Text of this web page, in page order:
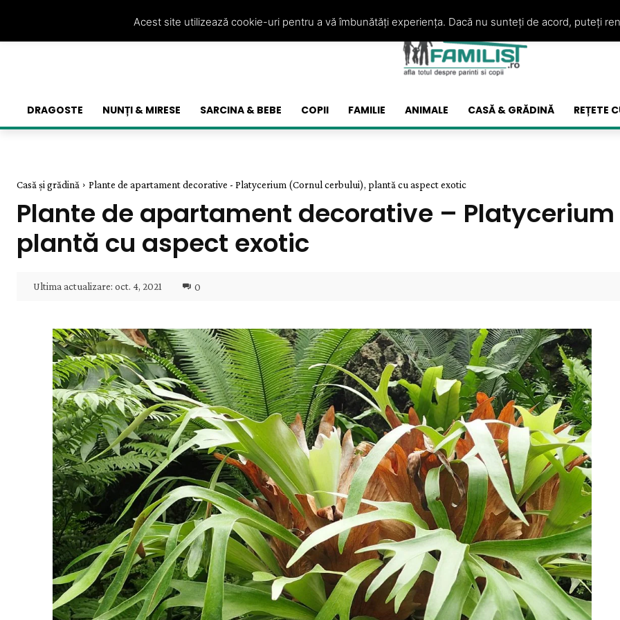
DRAGOSTE NUNȚI & MIRESE SARCINA & BEBE COPII FAMILIE ANIMALE CASĂ & GRĂDINĂ REȚETE
Casă și grădină Plante de apartament decorative - Platycerium (Cornul cerbului), plantă cu aspect exotic
Plante de apartament decorative –
plantă cu aspect exotic
Ultima actualizare: oct. 4, 2021 0
Acest site utilizează cookie-uri pentru a vă îmbunătăți experiența. Dacă nu sunteți de acord, puteți